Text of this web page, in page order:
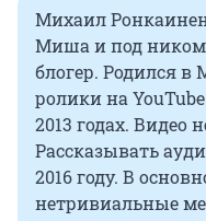
Михаил
Миша и под ником
блогер. Родился в
ролики на
2013 годах. Видео
Рассказывать
2016 году. В
нетривиальные